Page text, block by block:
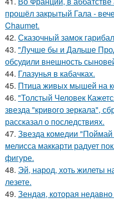
прошёл закрытый Гала -
Chaumet.
42. Сказочный замок
43. "Лучше бы и Дальше
обсудили внешность
44. Глазунья в кабачках.
45. Птица живых мышей на
46. "Толстый Человек
звезда "кривого зеркала",
рассказал о последствиях.
47. Звезда комедии
мелисса маккарти радует
фигуре.
48. Эй, народ, хоть жилеты
лезете.
49. Зендая, которая